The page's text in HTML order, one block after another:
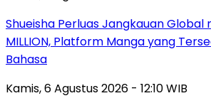
Shueisha Perluas Jangkauan Global
MILLION, Platform Manga yang
Bahasa
Kamis, 6 Agustus 2026 - 12:10 WIB